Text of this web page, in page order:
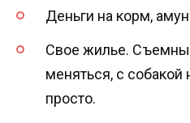
Деньги на корм,
Свое жилье.
меняться, с собакой
просто.